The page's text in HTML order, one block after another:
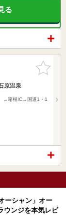
る
お気に入
りに追加
原温泉
→箱根IC→国道1・1
ーシャン」オー
ウンジを本気レビ